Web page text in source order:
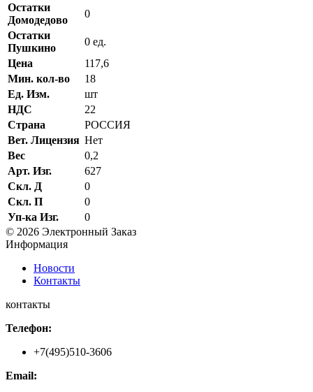
Остатки
Домодедово
0
Остатки
Пушкино
0 ед.
Цена
117,6
Мин. кол-во
18
Ед. Изм.
шт
НДС
22
Страна
РОССИЯ
Вет. Лицензия Нет
Вес
0,2
Арт. Изг.
627
Скл. Д
0
Скл. П
0
Уп-ка Изг.
0
© 2026 Электронный Заказ
Информация
Новости
Контакты
контакты
Телефон:
+7(495)510-3606
Email: